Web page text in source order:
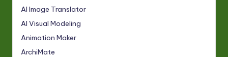
AI Image Translator
AI Visual Modeling
Animation Maker
ArchiMate